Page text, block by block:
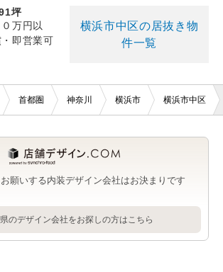
坪
万円以
即営業可
横浜市中区の居抜き物
件一覧
首都圏 神奈川 横浜市 横浜市中区
願いする内装デザイン会社はお決まりです
のデザイン会社をお探しの方はこちら